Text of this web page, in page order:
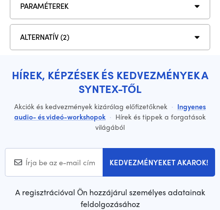
PARAMÉTEREK
ALTERNATÍV (2)
HÍREK, KÉPZÉSEK ÉS KEDVEZMÉNYEK A
SYNTEX-TŐL
Akciók és kedvezmények kizárólag előfizetőknek · Ingyenes
audio- és videó-workshopok · Hírek és tippek a forgatások
világából
KEDVEZMÉNYEKET AKAROK!
A regisztrációval Ön hozzájárul személyes adatainak
feldolgozásához